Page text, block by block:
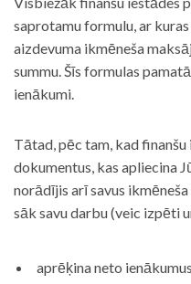
saprotamu formulu, ar
aizdevuma ikmēneša
summu. Šīs formulas
ienākumi.
Tātad, pēc tam, kad finanšu
dokumentus, kas apliecina
norādījis arī savus
sāk savu darbu (veic izpēti
aprēķina neto